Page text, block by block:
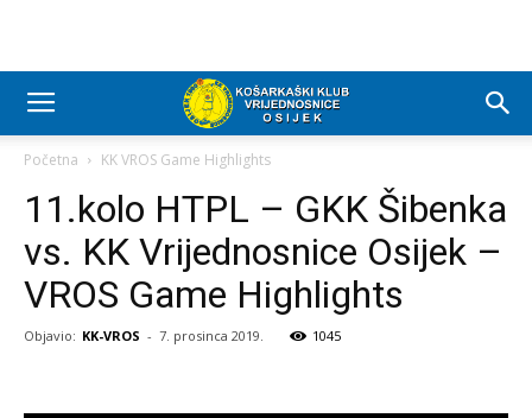
Početna KK VROS Game Highlights
11.kolo HTPL – GKK Šibenka
vs. KK Vrijednosnice Osijek –
VROS Game Highlights
Objavio: KK-VROS - 7. prosinca 2019. 1045